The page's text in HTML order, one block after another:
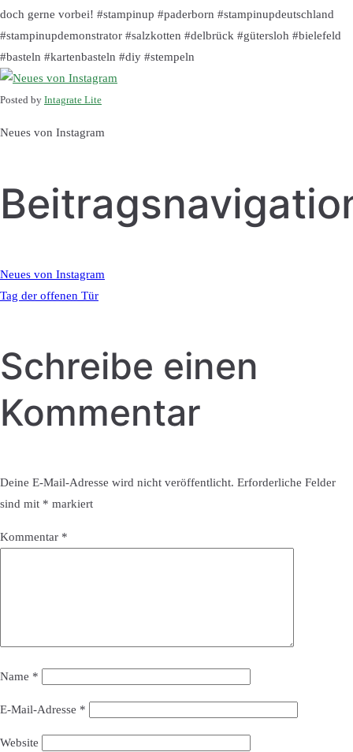
doch gerne vorbei! #stampinup #paderborn #stampinupdeutschland
#stampinupdemonstrator #salzkotten #delbrück #gütersloh #bielefeld
#basteln #kartenbasteln #diy #stempeln
Posted by Intagrate Lite
Neues von Instagram
Neues von Instagram
Tag der offenen Tür
Schreibe einen
Kommentar
Deine E-Mail-Adresse wird nicht veröffentlicht. Erforderliche Felder
sind mit * markiert
Kommentar *
Name *
E-Mail-Adresse *
Website